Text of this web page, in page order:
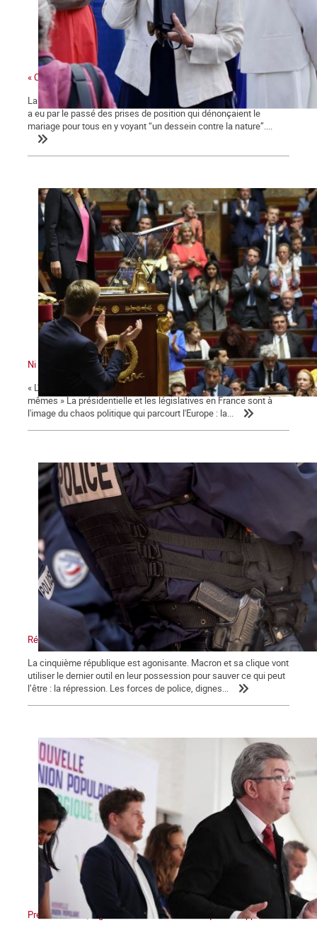
« Ces gens-là »
La ministre des collectivités territoriales, issue des Républicains,
a eu par le passé des prises de position qui dénonçaient le
mariage pour tous en y voyant “un dessein contre la nature”....
Ni le gouvernement ni l'Assemblée ne nous représente !
« L'émancipation des travailleurs sera l'œuvre des travailleurs eux-
mêmes » La présidentielle et les législatives en France sont à
l'image du chaos politique qui parcourt l'Europe : la...
Répression, maître-mot de la macronie.
La cinquième république est agonisante. Macron et sa clique vont
utiliser le dernier outil en leur possession pour sauver ce qui peut
l’être : la répression. Les forces de police, dignes...
Présidentielles, législatives : Non au front unique des appareils !